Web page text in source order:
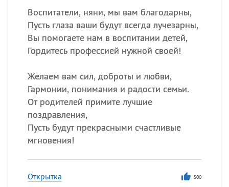
Воспитатели, няни, мы вам благодарны,
Пусть глаза ваши будут всегда лучезарны,
Вы помогаете нам в воспитании детей,
Гордитесь профессией нужной своей!
Желаем вам сил, доброты и любви,
Гармонии, понимания и радости семьи.
От родителей примите лучшие
поздравления,
Пусть будут прекрасными счастливые
мгновения!
Открытка 500